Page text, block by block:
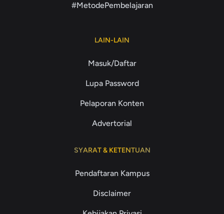
#MetodePembelajaran
LAIN-LAIN
Masuk/Daftar
Lupa Password
Pelaporan Konten
Advertorial
SYARAT & KETENTUAN
Pendaftaran Kampus
Disclaimer